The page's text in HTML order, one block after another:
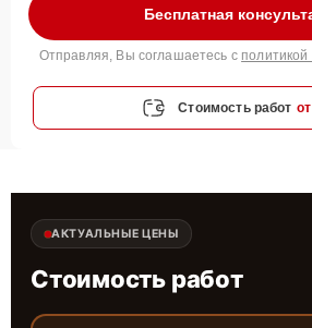
Бесплатная
Отправляя, Вы соглашаетесь с
Стоимость работ
АКТУАЛЬНЫЕ ЦЕНЫ
Стоимость работ